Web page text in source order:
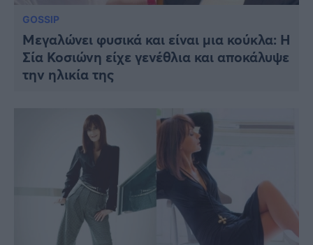
GOSSIP
Μεγαλώνει φυσικά και είναι μια κούκλα: Η
Σία Κοσιώνη είχε γενέθλια και αποκάλυψε
την ηλικία της